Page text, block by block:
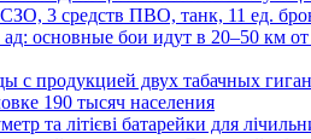
3 средств ПВО, танк, 11 ед.
основные бои идут в 20–50 км
с продукцией двух табачных
190 тысяч населения
та літієві батарейки для